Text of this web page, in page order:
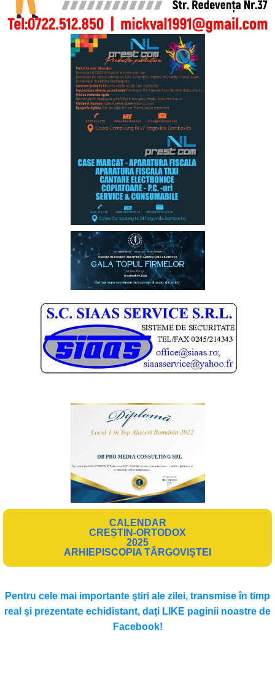
CALENDAR
CREȘTIN-ORTODOX
2025
ARHIEPISCOPIA TÂRGOVIȘTEI
Pentru cele mai importante ştiri ale zilei, transmise în timp
real şi prezentate echidistant, daţi LIKE paginii noastre de
Facebook!